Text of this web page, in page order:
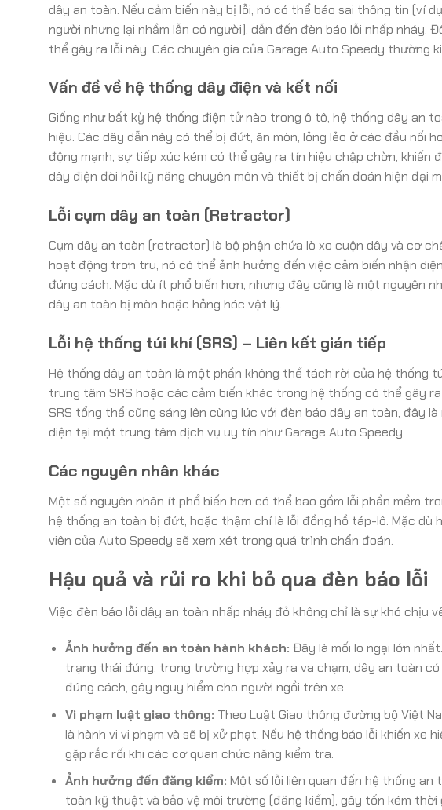
dây an toàn. Nếu cảm biến này bị lỗi, nó có thể báo sai thông tin (ví
người nhưng lại nhầm lẫn có người), dẫn đến đèn báo lỗi nhấp nháy.
thể gây ra lỗi này. Các chuyên gia của Garage Auto Speedy thường
Vấn đề về hệ thống dây điện và kết nối
Giống như bất kỳ hệ thống điện tử nào trong ô tô, hệ thống dây an
hiệu. Các dây dẫn này có thể bị đứt, ăn mòn, lỏng lẻo ở các đầu nối
động mạnh, sự tiếp xúc kém có thể gây ra tín hiệu chập chờn, khiến
dây điện đòi hỏi kỹ năng chuyên môn và thiết bị chẩn đoán hiện đại
Lỗi cụm dây an toàn (Retractor)
Cụm dây an toàn (retractor) là bộ phận chứa lò xo cuộn dây và cơ
hoạt động trơn tru, nó có thể ảnh hưởng đến việc cảm biến nhận
đúng cách. Mặc dù ít phổ biến hơn, nhưng đây cũng là một nguyên
dây an toàn bị mòn hoặc hỏng hóc vật lý.
Lỗi hệ thống túi khí (SRS) – Liên kết gián tiếp
Hệ thống dây an toàn là một phần không thể tách rời của hệ thống
trung tâm SRS hoặc các cảm biến khác trong hệ thống có thể gây
SRS tổng thể cũng sáng lên cùng lúc với đèn báo dây an toàn, đây
diện tại một trung tâm dịch vụ uy tín như Garage Auto Speedy.
Các nguyên nhân khác
Một số nguyên nhân ít phổ biến hơn có thể bao gồm lỗi phần mềm
hệ thống an toàn bị đứt, hoặc thậm chí là lỗi đồng hồ táp-lô. Mặc
viên của Auto Speedy sẽ xem xét trong quá trình chẩn đoán.
Hậu quả và rủi ro khi bỏ qua đèn báo lỗi
Việc đèn báo lỗi dây an toàn nhấp nháy đỏ không chỉ là sự khó chịu
Ảnh hưởng đến an toàn hành khách: Đây là mối lo ngại lớn
trạng thái đúng, trong trường hợp xảy ra va chạm, dây an toàn
đúng cách, gây nguy hiểm cho người ngồi trên xe.
Vi phạm luật giao thông: Theo Luật Giao thông đường bộ Việt
là hành vi vi phạm và sẽ bị xử phạt. Nếu hệ thống báo lỗi khiến
gặp rắc rối khi các cơ quan chức năng kiểm tra.
Ảnh hưởng đến đăng kiểm: Một số lỗi liên quan đến hệ thống
toàn kỹ thuật và bảo vệ môi trường (đăng kiểm), gây tốn kém thời